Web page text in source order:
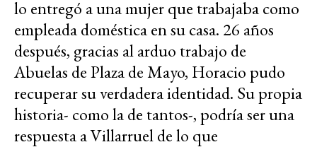
lo entregó a una mujer que trabajaba como
empleada doméstica en su casa. 26 años
después, gracias al arduo trabajo de
Abuelas de Plaza de Mayo, Horacio pudo
recuperar su verdadera identidad. Su propia
historia- como la de tantos-, podría ser una
respuesta a Villarruel de lo que